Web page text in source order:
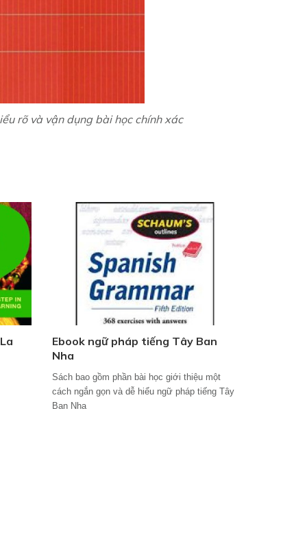
rõ và vận dụng bài học chính xác
Ebook ngữ pháp tiếng Tây Ban
Nha
Sách bao gồm phần bài học giới thiệu một
cách ngắn gọn và dễ hiểu ngữ pháp tiếng Tây
Ban Nha